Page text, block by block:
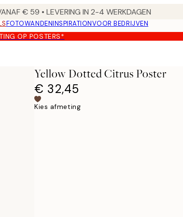
€ 59 • LEVERING IN 2-4 WERKDAGEN
FOTOWANDENINSPIRATIONVOOR BEDRIJVEN
OP POSTERS*
Yellow Dotted Citrus Poster
€ 32,45
Kies afmeting